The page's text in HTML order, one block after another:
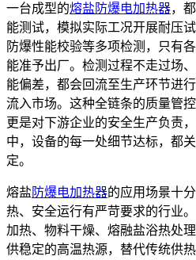
一台成型的熔盐防爆电加热器，
能测试，模拟实际工况开展耐压
防爆性能校验等多项检测，只有
能准予出厂。检测过程不走过场
能偏差，都会回流至生产环节进
流入市场。这种全链条的质量管
更是对下游企业的安全生产负责
中，设备的每一处细节达标，都
定。
熔盐 防爆电加热器的应用场景十
热、安全运行有严苛要求的行业
加热、物料干燥、熔融盐浴热处
供稳定的高温热源，替代传统供